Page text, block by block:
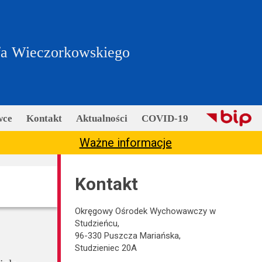
Wieczorkowskiego
Kontakt Aktualności COVID-19
Ważne informacje
Kontakt
Okręgowy Ośrodek Wychowawczy w
Studzieńcu,
96-330 Puszcza Mariańska,
Studzieniec 20A